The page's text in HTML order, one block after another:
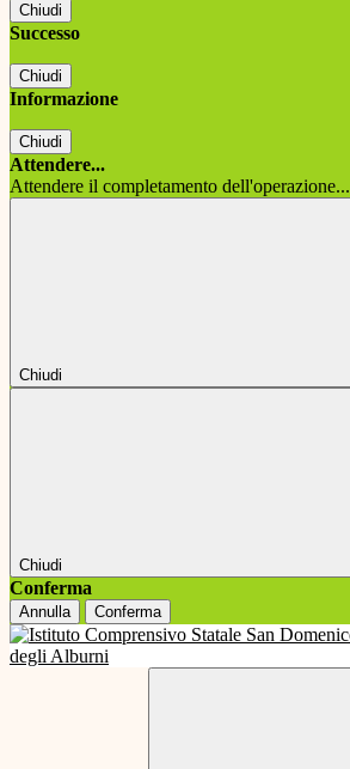
Chiudi
Successo
Chiudi
Informazione
Chiudi
Attendere...
Attendere il completamento dell'operazione...
Chiudi
Chiudi
Conferma
Annulla Conferma